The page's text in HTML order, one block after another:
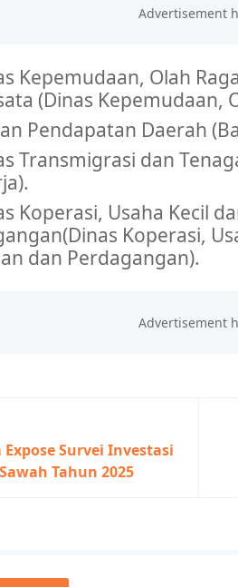
Kepemudaan, Olah Raga
(Dinas Kepemudaan,
Pendapatan Daerah
Transmigrasi dan
Koperasi, Usaha Kecil
(Dinas Koperasi,
dan Perdagangan).
Survei Investasi
Tahun 2025